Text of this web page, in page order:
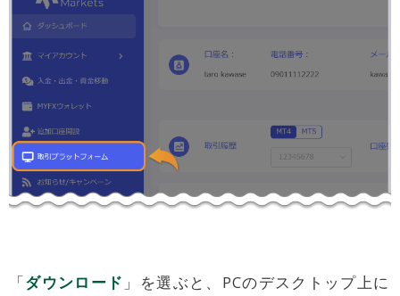
「ダウンロード 」を選ぶと、PCのデスクトップ上に